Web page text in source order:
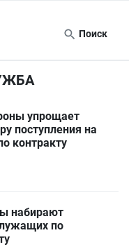
Поиск
упрощает
поступления на
контракту
набирают
по